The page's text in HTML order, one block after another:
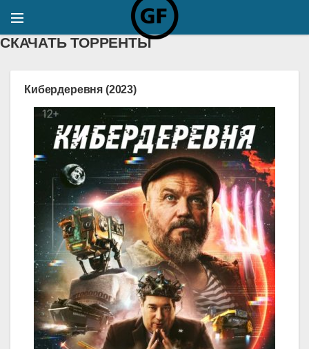
СКАЧАТЬ ТОРРЕНТЫ
Кибердеревня (2023)